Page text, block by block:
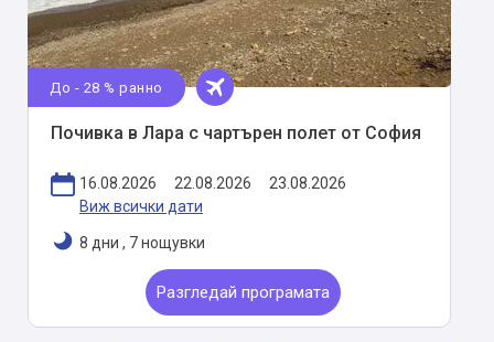
До - 28 % ранно
Почивка в Лара с чартърен полет от София
16.08.2026 22.08.2026
23.08.2026
Виж всички дати
8 дни , 7 нощувки
Разгледай програмата